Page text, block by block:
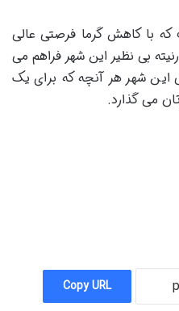
که با کاهش گرما فرصتی عالی
بی نظیر این شهر فراهم می
این شهر هر آنچه که برای یک
می گذارد.
Copy URL